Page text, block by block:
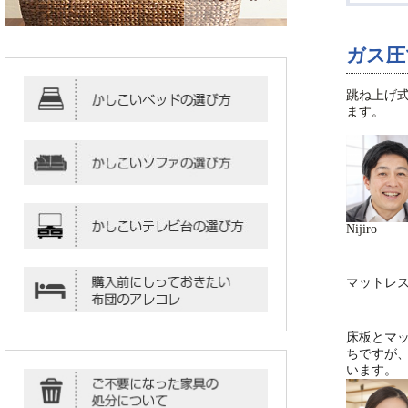
ガス
跳ね上げ
ます。
Nijiro
マットレ
床板とマ
ちですが
います。